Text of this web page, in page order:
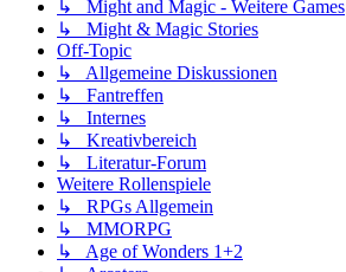
↳ Might and Magic - Weitere Games
↳ Might & Magic Stories
Off-Topic
↳ Allgemeine Diskussionen
↳ Fantreffen
↳ Internes
↳ Kreativbereich
↳ Literatur-Forum
Weitere Rollenspiele
↳ RPGs Allgemein
↳ MMORPG
↳ Age of Wonders 1+2